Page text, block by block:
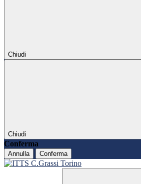
Chiudi
Chiudi
Conferma
Annulla Conferma